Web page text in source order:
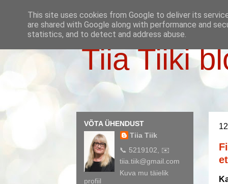
Tiia Tiiki
VÕTA ÜHENDUST
Tiia Tiik
📞 5219102, ✉️
tiia.tiik@gmail.com
Kuva mu täielik
profiil
This site uses cookies from Google to deliver its
are shared with Google along with performance and
statistics, and to detect and address abuse.